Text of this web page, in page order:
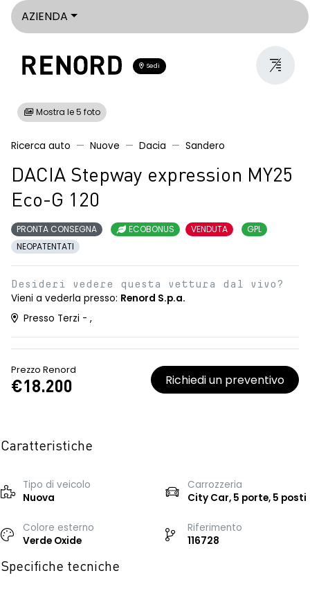
AZIENDA
Sedi
Mostra le 5 foto
Ricerca auto Nuove Dacia Sandero
DACIA Stepway expression MY25
Eco-G 120
PRONTA CONSEGNA ECOBONUS VENDUTA
GPL
NEOPATENTATI
Desideri vedere questa vettura dal vivo?
Vieni a vederla presso: Renord S.p.a.
Presso Terzi - ,
Prezzo Renord
€18.200 Richiedi un preventivo
Caratteristiche
Tipo di veicolo
Nuova
Carrozzeria
City Car, 5 porte, 5 posti
Colore esterno
Verde Oxide
Riferimento
116728
Specifiche tecniche